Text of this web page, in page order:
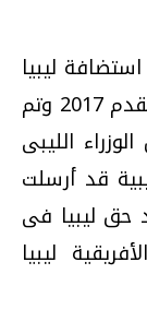
ليبيا
لنهائيات كأس الأمم الأفريقية لكرة القدم 2017 وتم
الليبى
قد أرسلت
حق ليبيا فى
ليبيا